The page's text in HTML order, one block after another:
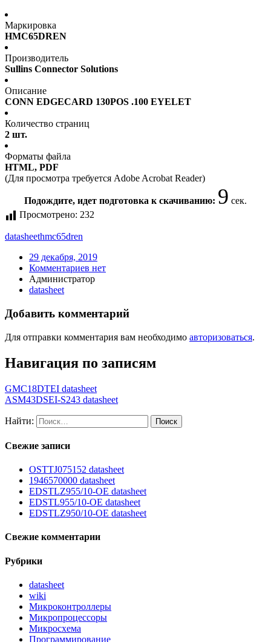
Маркировка
HMC65DREN
Производитель
Sullins Connector Solutions
Описание
CONN EDGECARD 130POS .100 EYELET
Количество страниц
2 шт.
Форматы файла
HTML, PDF
(Для просмотра требуется Adobe Acrobat Reader)
Подождите, идет подготовка к скачиванию: 9 сек.
Просмотрено: 232
datasheethmc65dren
29 декабря, 2019
Комментариев нет
Администратор
datasheet
Добавить комментарий
Для отправки комментария вам необходимо авторизоваться.
Навигация по записям
GMC18DTEI datasheet
ASM43DSEI-S243 datasheet
Найти:
Свежие записи
OSTTJ075152 datasheet
1946570000 datasheet
EDSTLZ955/10-OE datasheet
EDSTL955/10-OE datasheet
EDSTLZ950/10-OE datasheet
Свежие комментарии
Рубрики
datasheet
wiki
Микроконтроллеры
Микропроцессоры
Микросхема
Программирование